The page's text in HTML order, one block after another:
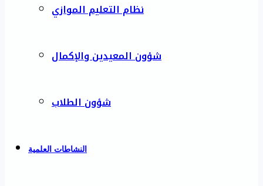
نظام التعليم الموازي
شؤون المعيدين والإكمال
شؤون الطلاب
النشاطات العلمية